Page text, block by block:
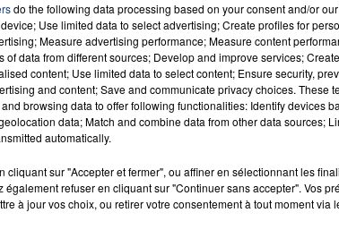
lilloise, d'autres mesures pour lutter contre
sur les grands axes.Comme c'est le cas
km/h sur les routes à 130 et 110 km/h.
80 km/h.
sur le site de la préfecture.
do the following data processing based on your consent and/or
Use limited data to select advertising; Create profiles for
Measure advertising performance; Measure content
of data from different sources; Develop and improve services;
content; Use limited data to select content; Ensure security,
and content; Save and communicate privacy choices. These
browsing data to offer following functionalities: Identify devices
data; Match and combine data from other data sources;
automatically.
cliquant sur "Accepter et fermer", ou affiner en sélectionnant les
également refuser en cliquant sur "Continuer sans accepter". Vos
à jour vos choix, ou retirer votre consentement à tout moment via